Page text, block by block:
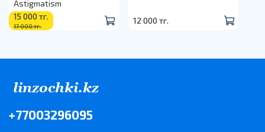
Astigmatism
15 000 тг.
17 000 тг.
12 000 тг.
+77003296095